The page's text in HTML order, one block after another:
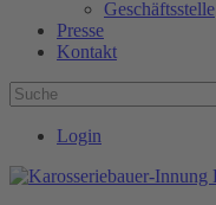
Geschäftsstelle
Presse
Kontakt
Login